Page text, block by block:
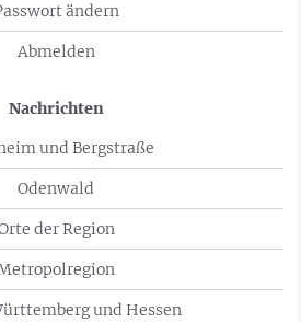
ändern
Abmelden
Nachrichten
und Bergstraße
Odenwald
der Region
und Hessen